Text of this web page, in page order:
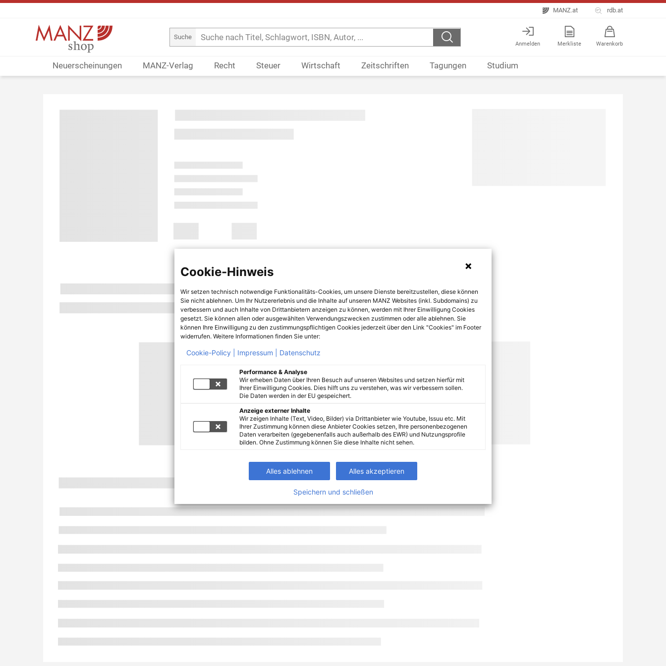
MANZ.at rdb.at
Suche
Anmelden Merkliste Warenkorb
Neuerscheinungen MANZ-Verlag Recht Steuer Wirtschaft Zeitschriften Tagungen Studium
Cookie-Hinweis
Wir setzen technisch notwendige Funktionalitäts-Cookies, um unsere Dienste bereitzustellen, diese können
Sie nicht ablehnen. Um Ihr Nutzererlebnis und die Inhalte auf unseren MANZ Websites (inkl. Subdomains) zu
verbessern und auch Inhalte von Drittanbietern anzeigen zu können, werden mit Ihrer Einwilligung Cookies
gesetzt. Sie können allen oder ausgewählten Verwendungszwecken zustimmen oder alle ablehnen. Sie
können Ihre Einwilligung zu den zustimmungspflichtigen Cookies jederzeit über den Link "Cookies" im Footer
widerrufen. Weitere Informationen finden Sie unter:
Cookie-Policy | Impressum | Datenschutz
Performance & Analyse
Wir erheben Daten über Ihren Besuch auf unseren Websites und setzen hierfür mit
Ihrer Einwilligung Cookies. Dies hilft uns zu verstehen, was wir verbessern sollen.
Die Daten werden in der EU gespeichert.
Anzeige externer Inhalte
Wir zeigen Inhalte (Text, Video, Bilder) via Drittanbieter wie Youtube, Issuu etc. Mit
Ihrer Zustimmung können diese Anbieter Cookies setzen, Ihre personenbezogenen
Daten verarbeiten (gegebenenfalls auch außerhalb des EWR) und Nutzungsprofile
bilden. Ohne Zustimmung können Sie diese Inhalte nicht sehen.
Alles ablehnen Alles akzeptieren
Speichern und schließen